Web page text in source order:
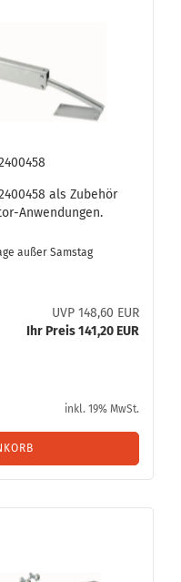
als Zu­be­hör
​Anwendungen.
außer Samstag
UVP 148,60 EUR
Ihr Preis 141,20 EUR
inkl. 19% MwSt.